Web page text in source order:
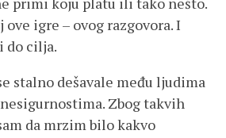
igre – ovog razgovora. I
do cilja.
stalno dešavale među ljudima
Zbog takvih
da mrzim bilo kakvo